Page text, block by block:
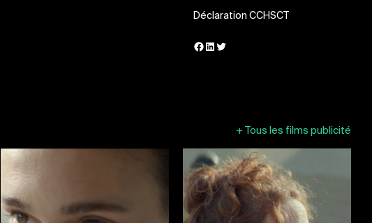
Déclaration CCHSCT
Facebook
LinkedIn
Twitter
+ Tous les films publicité